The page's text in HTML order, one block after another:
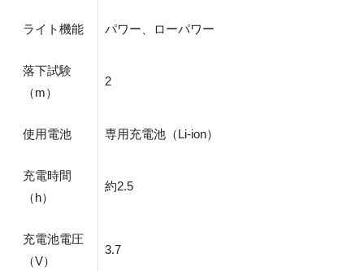
ライト機能 パワー、ローパワー
落下試験
（m）
2
使用電池 専用充電池（Li-ion）
充電時間
（h）
約2.5
充電池電圧
（V）
3.7